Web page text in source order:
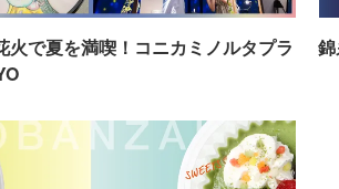
火で夏を満喫！コニカミノルタプラ